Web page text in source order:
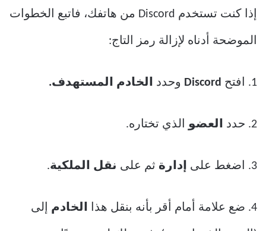
إذا كنت تستخدم Discord من هاتفك، فاتبع الخطوات
الموضحة أدناه لإزالة رمز التاج:
1. افتح Discord وحدد الخادم المستهدف.
2. حدد العضو الذي تختاره.
3. اضغط على إدارة ثم على نقل الملكية.
4. ضع علامة أمام أقر بأنه بنقل هذا الخادم إلى